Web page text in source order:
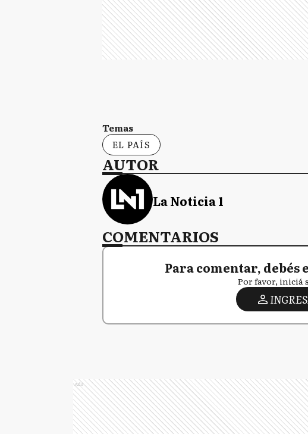
Temas
EL PAÍS
AUTOR
La Noticia 1
COMENTARIOS
Para comentar,
Por favor, iniciá
Ads